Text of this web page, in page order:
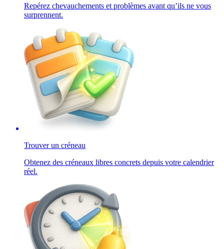
Repérez chevauchements et problèmes avant qu’ils ne vous
surprennent.
Trouver un créneau
Obtenez des créneaux libres concrets depuis votre calendrier
réel.